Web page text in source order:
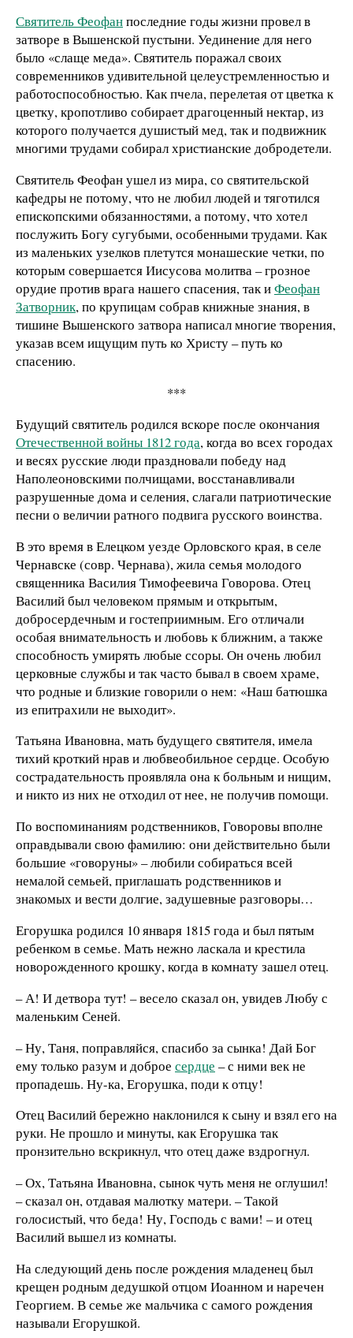
Святитель Феофанпоследние годы жизни провел в
затворе в Вышенской пустыни. Уединение для него
было «слаще меда». Святитель поражал своих
современников удивительной целеустремленностью и
работоспособностью. Как пчела, перелетая от цветка к
цветку, кропотливо собирает драгоценный нектар, из
которого получается душистый мед, так и подвижник
многими трудами собирал христианские добродетели.
Святитель Феофан ушел из мира, со святительской
кафедры не потому, что не любил людей и тяготился
епископскими обязанностями, а потому, что хотел
послужить Богу сугубыми, особенными трудами. Как
из маленьких узелков плетутся монашеские четки, по
которым совершается Иисусова молитва – грозное
орудие против врага нашего спасения, так иФеофан
Затворник, по крупицам собрав книжные знания, в
тишине Вышенского затвора написал многие творения,
указав всем ищущим путь ко Христу – путь ко
спасению.
***
Будущий святитель родился вскоре после окончания
Отечественной войны 1812 года, когда во всех городах
и весях русские люди праздновали победу над
Наполеоновскими полчищами, восстанавливали
разрушенные дома и селения, слагали патриотические
песни о величии ратного подвига русского воинства.
В это время в Елецком уезде Орловского края, в селе
Чернавске (совр. Чернава), жила семья молодого
священника Василия Тимофеевича Говорова. Отец
Василий был человеком прямым и открытым,
добросердечным и гостеприимным. Его отличали
особая внимательность и любовь к ближним, а также
способность умирять любые ссоры. Он очень любил
церковные службы и так часто бывал в своем храме,
что родные и близкие говорили о нем: «Наш батюшка
из епитрахили не выходит».
Татьяна Ивановна, мать будущего святителя, имела
тихий кроткий нрав и любвеобильное сердце. Особую
сострадательность проявляла она к больным и нищим,
и никто из них не отходил от нее, не получив помощи.
По воспоминаниям родственников, Говоровы вполне
оправдывали свою фамилию: они действительно были
большие «говоруны» – любили собираться всей
немалой семьей, приглашать родственников и
знакомых и вести долгие, задушевные разговоры…
Егорушка родился 10 января 1815 года и был пя­тым
ребенком в семье. Мать нежно ласкала и кре­стила
новорожденного крошку, когда в комнату за­шел отец.
– А! И детвора тут! – весело сказал он, увидев Любу с
маленьким Сеней.
– Ну, Таня, поправляйся, спасибо за сынка! Дай Бог
ему только разум и доброе сердце – с ними век не
пропадешь. Ну-ка, Егорушка, поди к отцу!
Отец Василий бережно наклонился к сыну и взял его на
руки. Не прошло и минуты, как Егорушка так
пронзительно вскрикнул, что отец даже вздрогнул.
– Ох, Татьяна Ивановна, сынок чуть меня не оглушил!
– сказал он, отдавая малютку матери. – Такой
голосистый, что беда! Ну, Господь с вами! – и отец
Василий вышел из комнаты.
На следующий день после рождения младенец был
крещен родным дедушкой отцом Иоанном и наречен
Георгием. В семье же мальчика с самого рождения
называли Егорушкой.